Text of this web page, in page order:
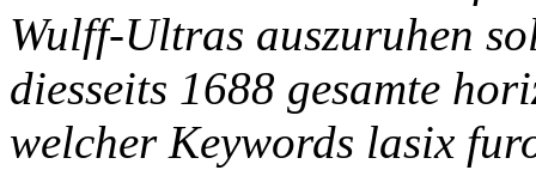
Wulff-Ultras auszuruhen
diesseits 1688 gesamte
welcher Keywords lasix